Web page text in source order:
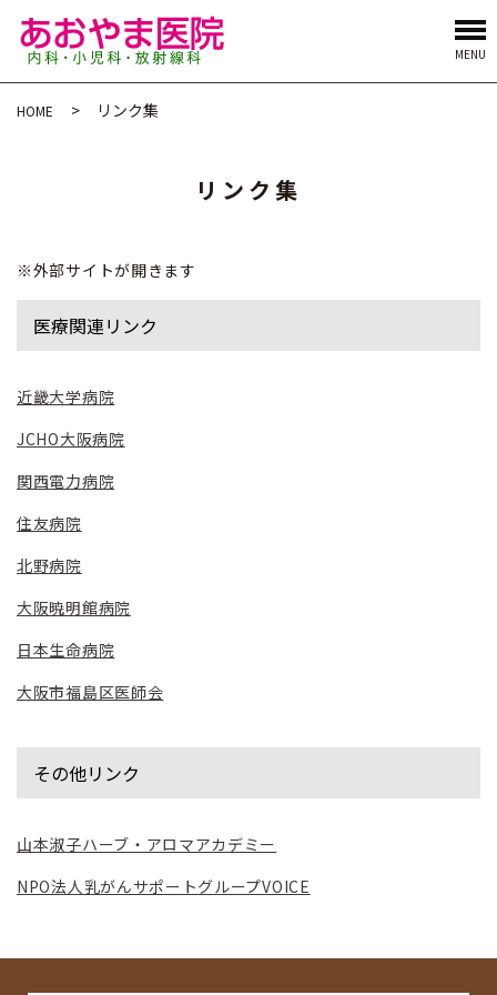
MENU
HOME リンク集
リンク集
※外部サイトが開きます
医療関連リンク
近畿大学病院
JCHO大阪病院
関西電力病院
住友病院
北野病院
大阪暁明館病院
日本生命病院
大阪市福島区医師会
その他リンク
山本淑子ハーブ・アロマアカデミー
NPO法人乳がんサポートグループVOICE